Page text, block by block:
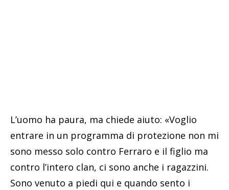
L’uomo ha paura, ma chiede aiuto: «Voglio
entrare in un programma di protezione non mi
sono messo solo contro Ferraro e il figlio ma
contro l’intero clan, ci sono anche i ragazzini.
Sono venuto a piedi qui e quando sento i